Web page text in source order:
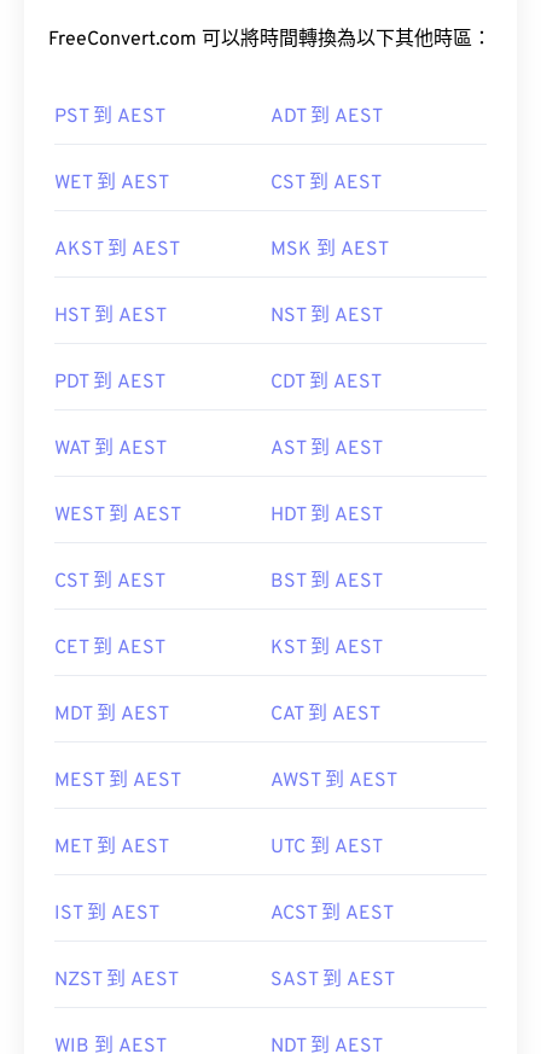
FreeConvert.com 可以將時間轉換為以下其他時區：
PST 到 AEST ADT 到 AEST
WET 到 AEST CST 到 AEST
AKST 到 AEST MSK 到 AEST
HST 到 AEST NST 到 AEST
PDT 到 AEST CDT 到 AEST
WAT 到 AEST AST 到 AEST
WEST 到 AEST HDT 到 AEST
CST 到 AEST BST 到 AEST
CET 到 AEST KST 到 AEST
MDT 到 AEST CAT 到 AEST
MEST 到 AEST AWST 到 AEST
MET 到 AEST UTC 到 AEST
IST 到 AEST ACST 到 AEST
NZST 到 AEST SAST 到 AEST
WIB 到 AEST NDT 到 AEST